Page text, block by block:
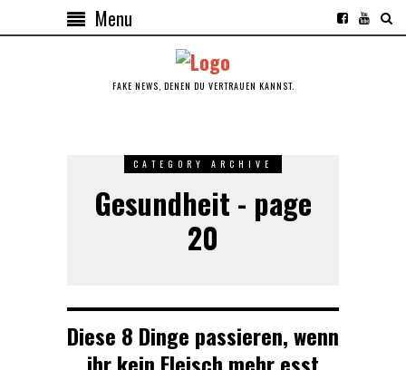
Menu
FAKE NEWS, DENEN DU VERTRAUEN KANNST.
CATEGORY ARCHIVE
Gesundheit - page
20
Diese 8 Dinge passieren, wenn
ihr kein Fleisch mehr esst